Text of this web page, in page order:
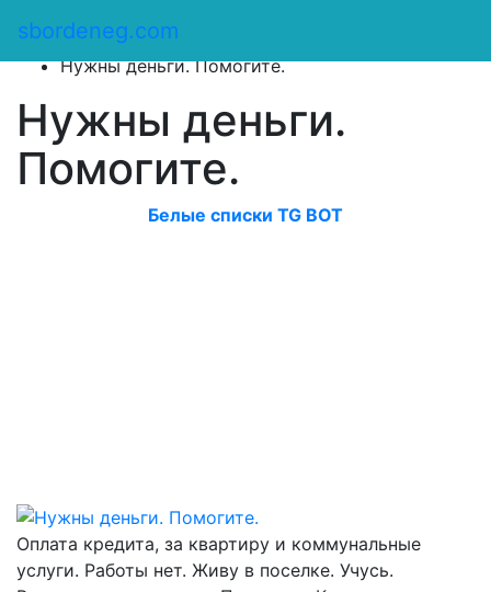
sbordeneg.com
Оказать помощь
Нужны деньги. Помогите.
Нужны деньги.
Помогите.
Белые списки TG BOT
Оплата кредита, за квартиру и коммунальные
услуги. Работы нет. Живу в поселке. Учусь.